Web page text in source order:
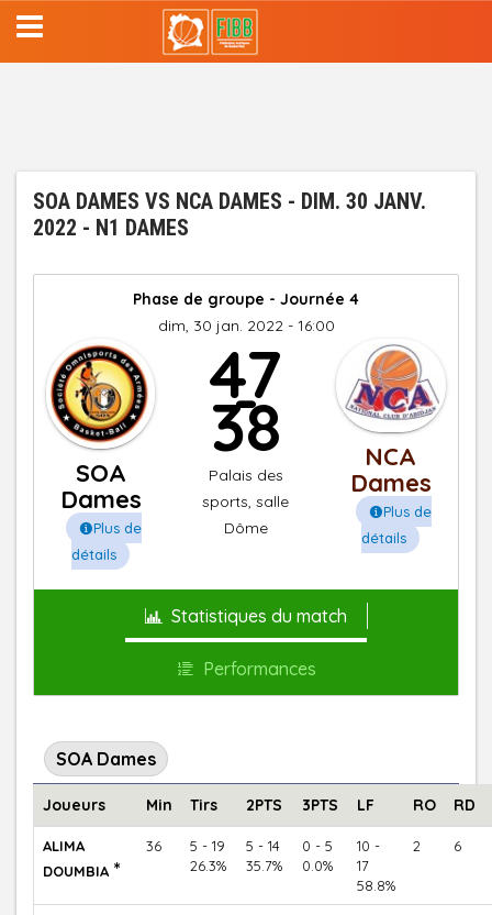
Aller
au
contenu
SOA DAMES VS NCA DAMES - DIM. 30 JANV.
2022 - N1 DAMES
Phase de groupe - Journée 4
dim, 30 jan. 2022 - 16:00
SOA
Dames
Plus de
détails
47
-
38
Palais des
sports, salle
Dôme
NCA
Dames
Plus de
détails
Statistiques du match
Performances
SOA Dames
Joueurs Min Tirs 2PTS 3PTS LF RO RD
ALIMA
DOUMBIA *
36
5 - 19
26.3%
5 - 14
35.7%
0 - 5
0.0%
10 -
17
58.8%
2 6